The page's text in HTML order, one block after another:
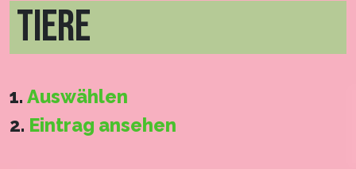
TIERE
1. Auswählen
2. Eintrag ansehen